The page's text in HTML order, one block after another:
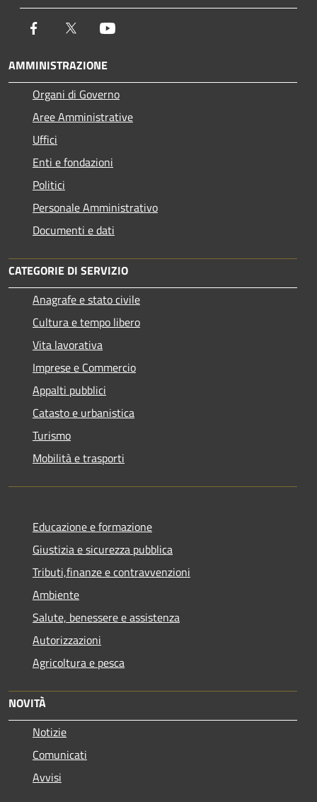
Facebook Twitter
AMMINISTRAZIONE
Organi di Governo
Aree Amministrative
Uffici
Enti e fondazioni
Politici
Personale Amministrativo
Documenti e dati
CATEGORIE DI SERVIZIO
Anagrafe e stato civile
Cultura e tempo libero
Vita lavorativa
Imprese e Commercio
Appalti pubblici
Catasto e urbanistica
Turismo
Mobilità e trasporti
Educazione e formazione
Giustizia e sicurezza pubblica
Tributi,finanze e contravvenzioni
Ambiente
Salute, benessere e assistenza
Autorizzazioni
Agricoltura e pesca
NOVITÀ
Notizie
Comunicati
Avvisi